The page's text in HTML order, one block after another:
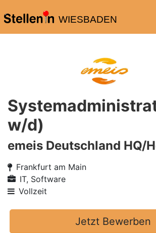
WIESBADEN
w/d)
emeis Deutschland HQ/
Frankfurt am Main
IT, Software
Vollzeit
Jetzt Bewerben